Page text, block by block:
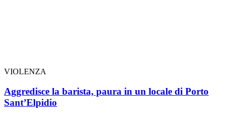
VIOLENZA
Aggredisce la barista, paura in un locale di Porto
Sant’Elpidio